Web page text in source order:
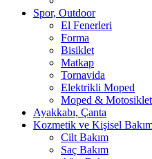
Spor, Outdoor
El Fenerleri
Forma
Bisiklet
Matkap
Tornavida
Elektrikli Moped
Moped & Motosiklet
Ayakkabı, Çanta
Kozmetik ve Kişisel
Cilt Bakım
Saç Bakım